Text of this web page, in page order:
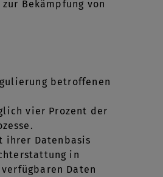
Bekämpfung von
betroffenen
vier Prozent der
ihrer Datenbasis
in
Daten